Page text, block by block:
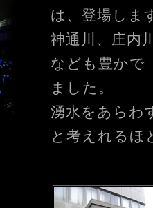
は、登場しま
神通川、庄内
なども豊かで
ました。
湧水をあらわ
と考えれるほ